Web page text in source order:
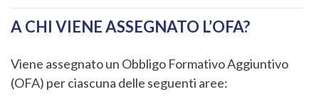
A CHI VIENE ASSEGNATO L’OFA?
Viene assegnato un Obbligo Formativo Aggiuntivo
(OFA) per ciascuna delle seguenti aree: